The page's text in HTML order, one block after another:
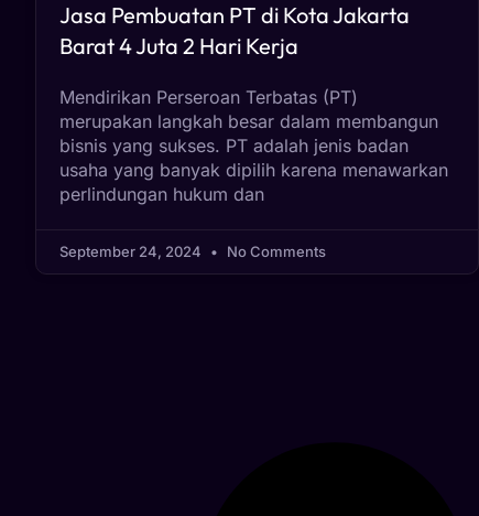
Jasa Pembuatan PT di Kota Jakarta
Barat 4 Juta 2 Hari Kerja
Mendirikan Perseroan Terbatas (PT)
merupakan langkah besar dalam membangun
bisnis yang sukses. PT adalah jenis badan
usaha yang banyak dipilih karena menawarkan
perlindungan hukum dan
September 24, 2024 No Comments